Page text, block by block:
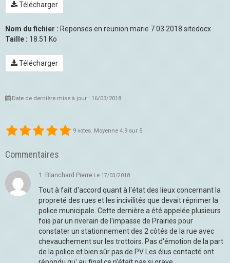
Télécharger
Nom du fichier : Reponses en reunion marie 7 03 2018 sitedocx
Taille : 18.51 Ko
Télécharger
Date de dernière mise à jour : 16/03/2018
9 votes. Moyenne 4.9 sur 5.
Commentaires
1. Blanchard Pierre Le 17/03/2018
Tout à fait d'accord quant à l'état des lieux concernant la
propreté des rues et les incivilités que devait réprimer la
police municipale. Cette dernière a été appelée plusieurs
fois par un riverain de l'impasse de Prairies pour
constater un stationnement des 2 côtés de la rue avec
chevauchement sur les trottoirs. Pas d'émotion de la part
de la police et bien sûr pas de PV Les élus contacté ont